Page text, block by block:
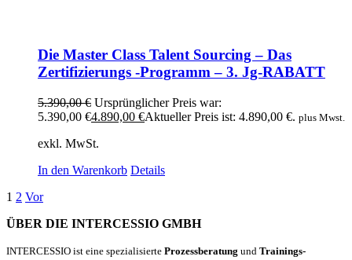
Die Master Class Talent Sourcing – Das
Zertifizierungs -Programm – 3. Jg-RABATT
5.390,00€ Ursprünglicher Preis war:
5.390,00 €4.890,00 €Aktueller Preis ist: 4.890,00 €. plus Mwst.
exkl. MwSt.
In den Warenkorb Details
1 2 Vor
ÜBER DIE INTERCESSIO GMBH
INTERCESSIO ist eine spezialisierte Prozessberatung und Trainings-